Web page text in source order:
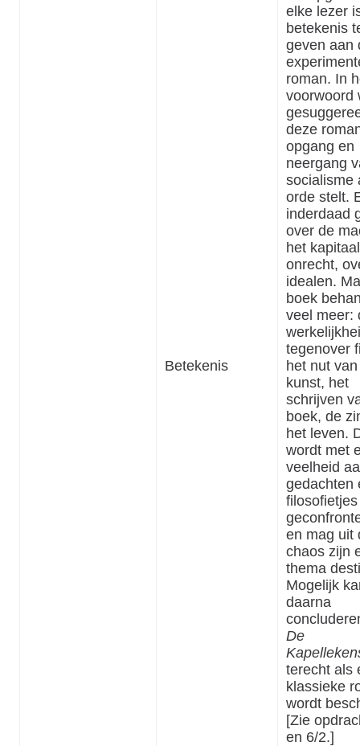
Betekenis
elke lezer
betekenis
geven aan
roman. In
voorwoord
deze
opgang en
neergang
socialisme
orde stelt.
inderdaad
over de
het
onrecht,
idealen.
boek
veel meer:
tegenover
het nut
kunst, het
schrijven
boek, de
het leven.
wordt met
veelheid
gedachten
filosofietjes
en mag uit
chaos zijn
thema
Mogelijk
daarna
De
terecht als
klassieke
wordt
[Zie
en 6/2.]